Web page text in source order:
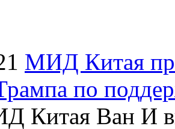
МИД Китая
по
Китая Ван И